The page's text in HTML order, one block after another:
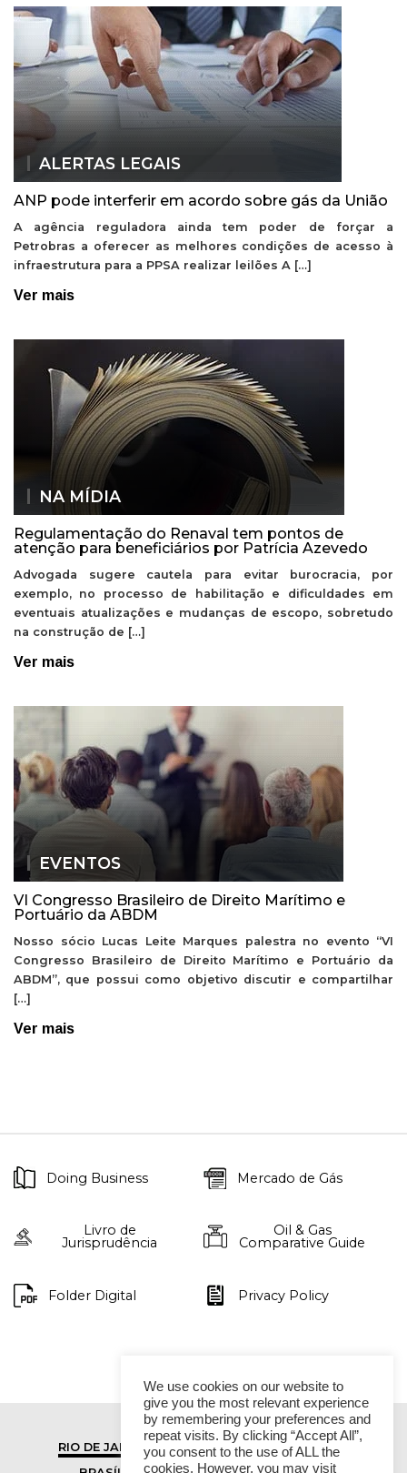
ALERTAS LEGAIS
ANP pode interferir em acordo sobre gás da União
A agência reguladora ainda tem poder de forçar a
Petrobras a oferecer as melhores condições de acesso à
infraestrutura para a PPSA realizar leilões A […]
Ver mais
NA MÍDIA
Regulamentação do Renaval tem pontos de
atenção para beneficiários por Patrícia Azevedo
Advogada sugere cautela para evitar burocracia, por
exemplo, no processo de habilitação e dificuldades em
eventuais atualizações e mudanças de escopo, sobretudo
na construção de […]
Ver mais
EVENTOS
VI Congresso Brasileiro de Direito Marítimo e
Portuário da ABDM
Nosso sócio Lucas Leite Marques palestra no evento “VI
Congresso Brasileiro de Direito Marítimo e Portuário da
ABDM”, que possui como objetivo discutir e compartilhar
[…]
Ver mais
Doing Business Mercado de Gás
Livro de
Jurisprudência
Oil & Gas
Comparative Guide
Folder Digital Privacy Policy
RIO DE JANEIRO
SÃO PAULO
We use cookies on our website to
give you the most relevant experience
by remembering your preferences and
repeat visits. By clicking “Accept All”,
you consent to the use of ALL the
cookies. However, you may visit